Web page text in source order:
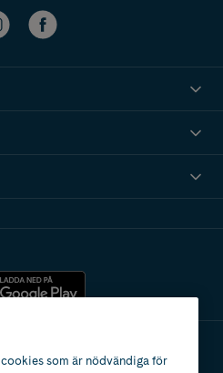
som är nödvändiga för